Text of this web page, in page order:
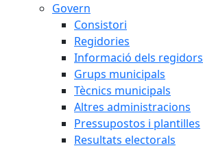
Govern
Consistori
Regidories
Informació dels regidors
Grups municipals
Tècnics municipals
Altres administracions
Pressupostos i plantilles
Resultats electorals